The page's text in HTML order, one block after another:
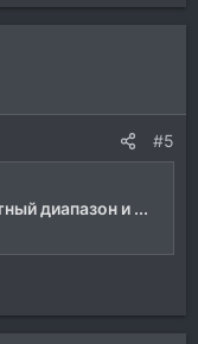
#5
диапазон и ...